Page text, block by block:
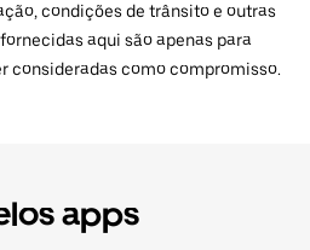
condições de trânsito e outras
aqui são apenas para
consideradas como compromisso.
apps